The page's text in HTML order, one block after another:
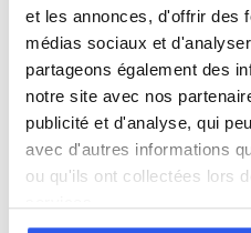
et les annonces, d'offrir des
médias sociaux et
partageons également des
notre site avec nos
publicité et d'analyse, qui
avec d'autres informations
ou qu'ils ont collectées lors
Économie
Allemand